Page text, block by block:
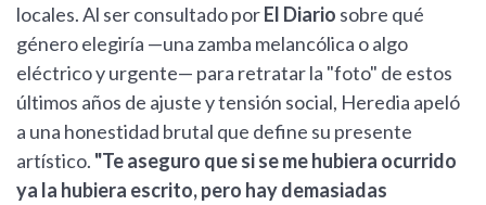
locales. Al ser consultado porEl Diario sobre qué
género elegiría —una zamba melancólica o algo
eléctrico y urgente— para retratar la "foto" de estos
últimos años de ajuste y tensión social, Heredia apeló
a una honestidad brutal que define su presente
artístico. "Te aseguro que si se me hubiera ocurrido
ya la hubiera escrito, pero hay demasiadas